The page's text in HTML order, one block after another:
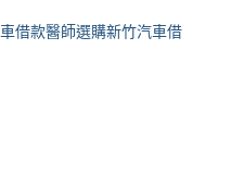
借款醫師選購新竹汽車借